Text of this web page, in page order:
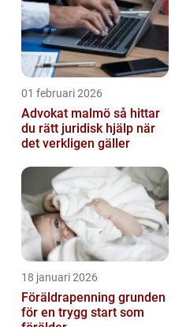
01 februari 2026
Advokat malmö så hittar
du rätt juridisk hjälp när
det verkligen gäller
18 januari 2026
Föräldrapenning grunden
för en trygg start som